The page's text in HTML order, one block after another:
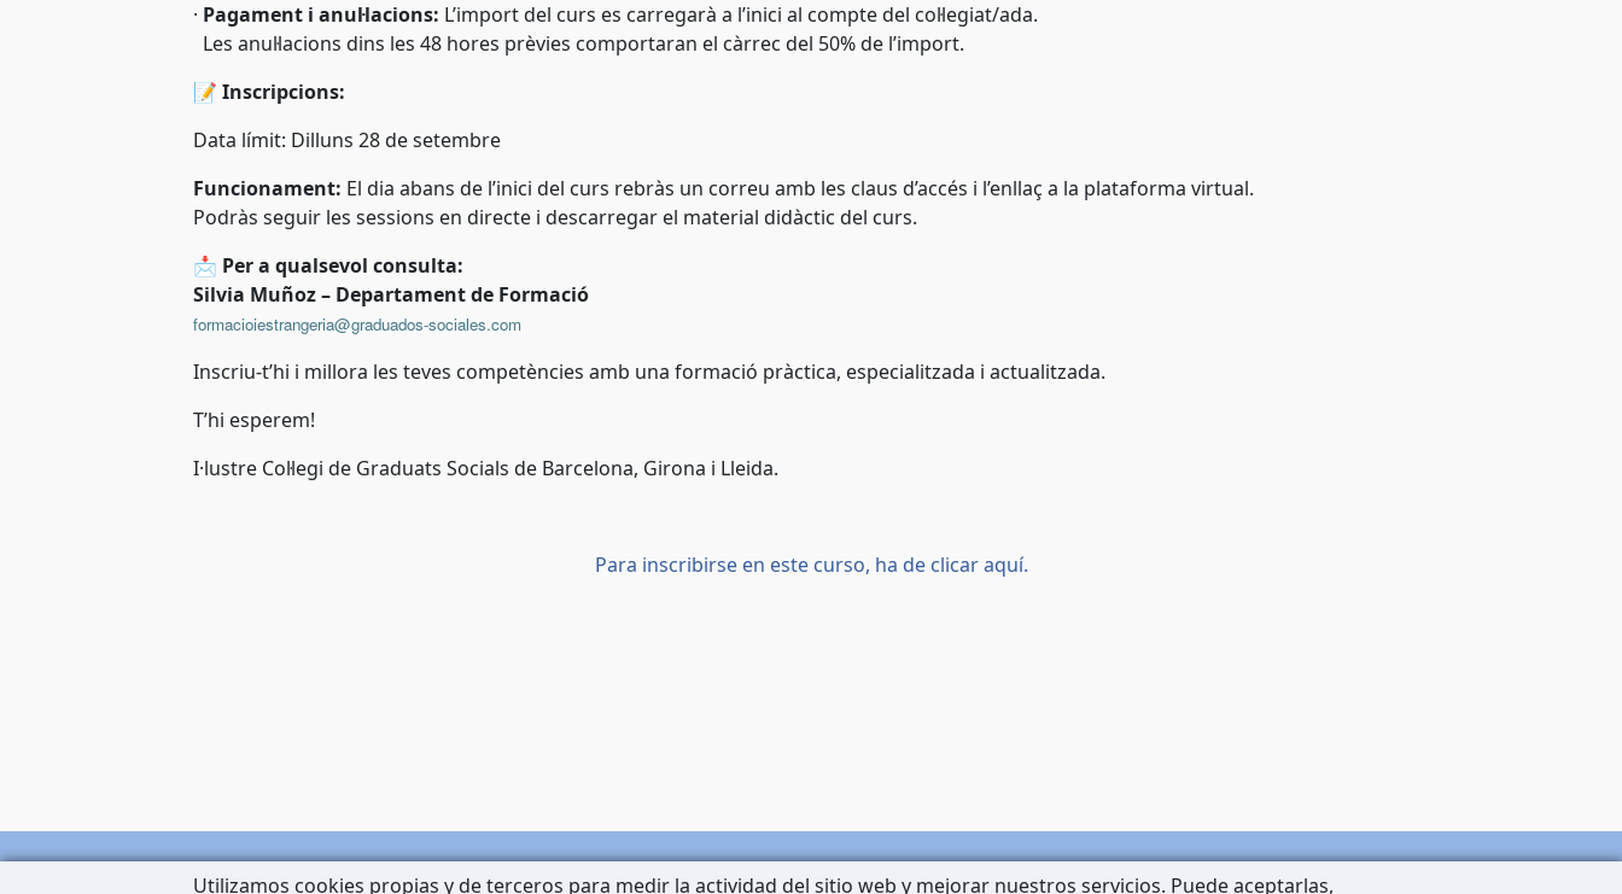
· Pagament i anul·lacions: L’import del curs es carregarà a l’inici al compte del col·legiat/ada.
Les anul·lacions dins les 48 hores prèvies comportaran el càrrec del 50% de l’import.
📝 Inscripcions:
Data límit: Dilluns 28 de setembre
Funcionament: El dia abans de l’inici del curs rebràs un correu amb les claus d’accés i l’enllaç a la plataforma virtual.
Podràs seguir les sessions en directe i descarregar el material didàctic del curs.
📩 Per a qualsevol consulta:
Silvia Muñoz – Departament de Formació
formacioiestrangeria@graduados-sociales.com
Inscriu-t’hi i millora les teves competències amb una formació pràctica, especialitzada i actualitzada.
T’hi esperem!
I·lustre Col·legi de Graduats Socials de Barcelona, Girona i Lleida.
Para inscribirse en este curso, ha de clicar aquí.
Utilizamos cookies propias y de terceros para medir la actividad del sitio web y mejorar nuestros servicios. Puede aceptarlas,